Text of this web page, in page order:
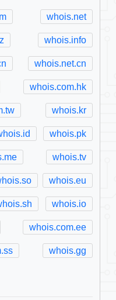
whois.net
whois.info
whois.net.cn
whois.com.hk
whois.kr
whois.pk
whois.tv
whois.eu
whois.io
whois.com.ee
whois.gg